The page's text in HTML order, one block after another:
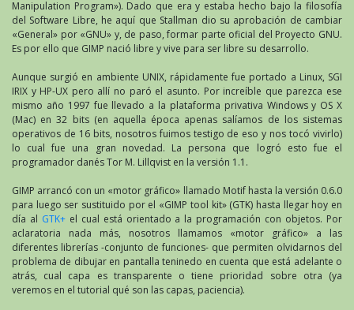
Manipulation Program»). Dado que era y estaba hecho bajo la filosofía
del Software Libre, he aquí que Stallman dio su aprobación de cambiar
«General» por «GNU» y, de paso, formar parte oficial del Proyecto GNU.
Es por ello que GIMP nació libre y vive para ser libre su desarrollo.
Aunque surgió en ambiente UNIX, rápidamente fue portado a Linux, SGI
IRIX y HP-UX pero allí no paró el asunto. Por increíble que parezca ese
mismo año 1997 fue llevado a la plataforma privativa Windows y OS X
(Mac) en 32 bits (en aquella época apenas salíamos de los sistemas
operativos de 16 bits, nosotros fuimos testigo de eso y nos tocó vivirlo)
lo cual fue una gran novedad. La persona que logró esto fue el
programador danés Tor M. Lillqvist en la versión 1.1.
GIMP arrancó con un «motor gráfico» llamado Motif hasta la versión 0.6.0
para luego ser sustituido por el «GIMP tool kit» (GTK) hasta llegar hoy en
día al GTK+el cual está orientado a la programación con objetos. Por
aclaratoria nada más, nosotros llamamos «motor gráfico» a las
diferentes librerías -conjunto de funciones- que permiten olvidarnos del
problema de dibujar en pantalla teninedo en cuenta que está adelante o
atrás, cual capa es transparente o tiene prioridad sobre otra (ya
veremos en el tutorial qué son las capas, paciencia).